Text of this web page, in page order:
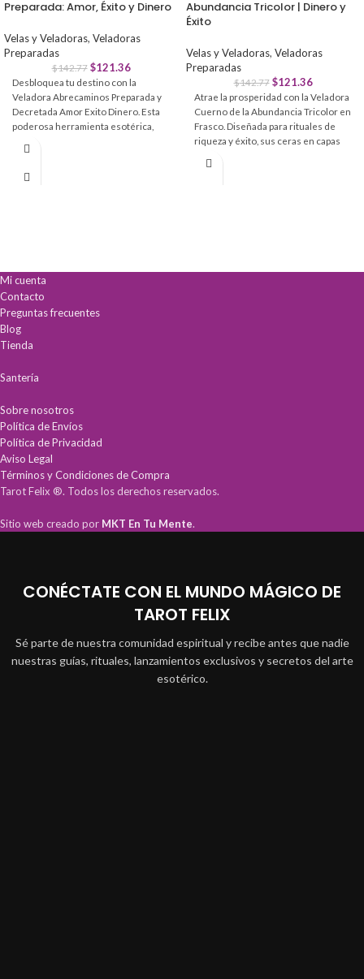
Preparada: Amor, Éxito y Dinero
Velas y Veladoras, Veladoras
Preparadas
$142.77 $121.36
Desbloquea tu destino con la
Veladora Abrecaminos Preparada y
Decretada Amor Exito Dinero. Esta
poderosa herramienta esotérica,
guayaba, está ritualizada para
prosperidad a tu vida.
semillas de la abundancia.
Fuerza Espiritual:
consagrados para potenciar cada
Abundancia Tricolor | Dinero y
Éxito
Velas y Veladoras, Veladoras
Preparadas
$142.77 $121.36
Atrae la prosperidad con la Veladora
Cuerno de la Abundancia Tricolor en
Frasco. Diseñada para rituales de
riqueza y éxito, sus ceras en capas
la estabilidad financiera en tu hogar
Mi cuenta
Contacto
Preguntas frecuentes
Blog
Tienda
Santería
Sobre nosotros
Política de Envíos
Política de Privacidad
Aviso Legal
Términos y Condiciones de Compra
Tarot Felix ®. Todos los derechos reservados.
Sitio web creado por MKT En Tu Mente.
CONÉCTATE CON EL MUNDO MÁGICO DE
TAROT FELIX
Sé parte de nuestra comunidad espiritual y recibe antes que nadie
nuestras guías, rituales, lanzamientos exclusivos y secretos del arte
esotérico.